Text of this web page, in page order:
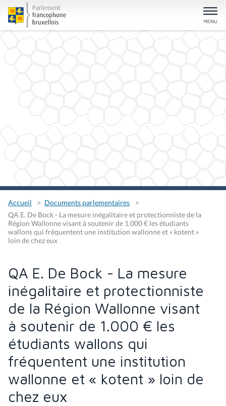
Accueil
Documents parlementaires
QA E. De Bock - La mesure inégalitaire et protectionniste de la
Région Wallonne visant à soutenir de 1.000 € les étudiants
wallons qui fréquentent une institution wallonne et « kotent »
loin de chez eux
QA E. De Bock - La mesure
inégalitaire et protectionniste
de la Région Wallonne visant
à soutenir de 1.000 € les
étudiants wallons qui
fréquentent une institution
wallonne et « kotent » loin de
chez eux